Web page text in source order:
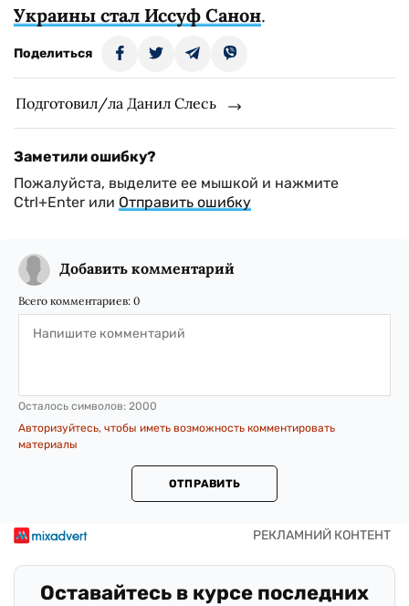
Украины стал Иссуф Санон.
Поделиться
Подготовил/ла Данил Слесь
Заметили ошибку?
Пожалуйста, выделите ее мышкой и нажмите
Ctrl+Enter или Отправить ошибку
Добавить комментарий
Всего комментариев: 0
Осталось символов: 2000
Авторизуйтесь, чтобы иметь возможность комментировать
материалы
ОТПРАВИТЬ
Оставайтесь в курсе последних